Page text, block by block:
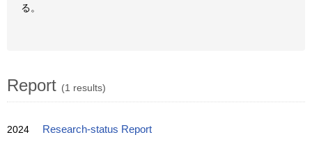
る。
Report (1 results)
2024 Research-status Report